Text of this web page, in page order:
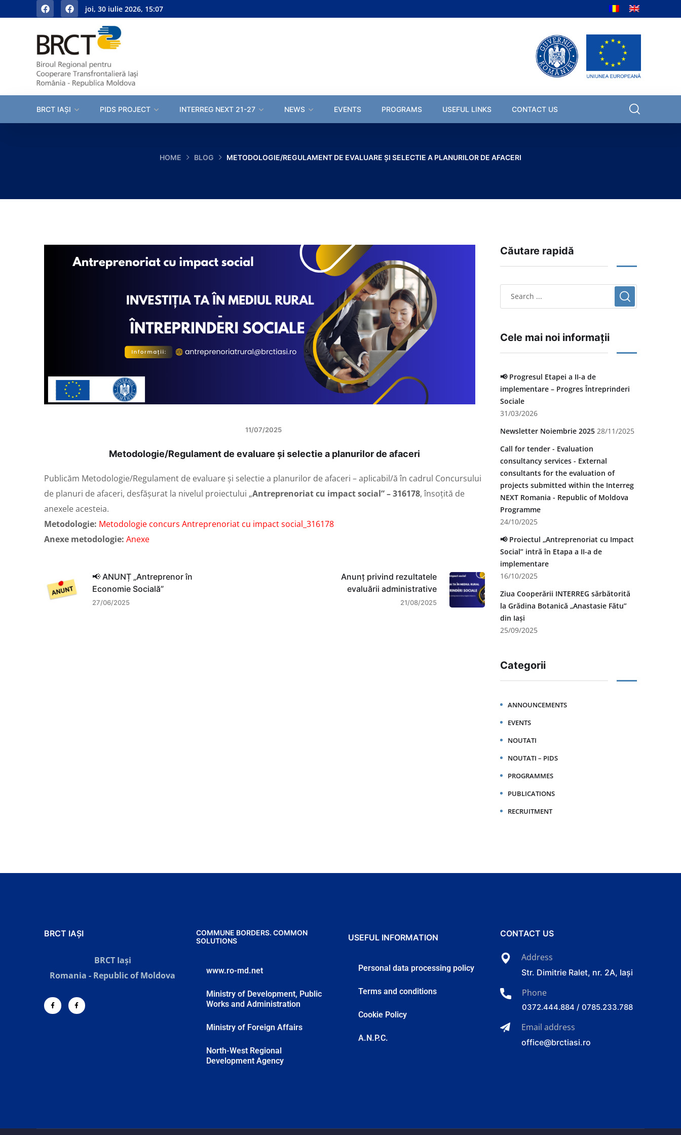
joi, 30 iulie 2026, 15:07
BRCT IAȘI PIDS PROJECT INTERREG NEXT 21-27 NEWS EVENTS PROGRAMS USEFUL LINKS CONTACT US
HOME BLOG METODOLOGIE/REGULAMENT DE EVALUARE ȘI SELECTIE A PLANURILOR DE AFACERI
11/07/2025
Metodologie/Regulament de evaluare și selectie a planurilor de afaceri
Publicăm Metodologie/Regulament de evaluare și selectie a planurilor de afaceri – aplicabil/ă în cadrul Concursului
de planuri de afaceri, desfășurat la nivelul proiectului „Antreprenoriat cu impact social” – 316178, însoțită de
anexele acesteia.
Metodologie: Metodologie concurs Antreprenoriat cu impact social_316178
Anexe metodologie: Anexe
📢 ANUNȚ „Antreprenor în
Economie Socială”
27/06/2025
Anunț privind rezultatele
evaluării administrative
21/08/2025
Căutare rapidă
Cele mai noi informații
📢 Progresul Etapei a II-a de
implementare – Progres Întreprinderi
Sociale
31/03/2026
Newsletter Noiembrie 2025 28/11/2025
Call for tender - Evaluation
consultancy services - External
consultants for the evaluation of
projects submitted within the Interreg
NEXT Romania - Republic of Moldova
Programme
24/10/2025
📢 Proiectul „Antreprenoriat cu Impact
Social” intră în Etapa a II-a de
implementare
16/10/2025
Ziua Cooperării INTERREG sărbătorită
la Grădina Botanică „Anastasie Fătu”
din Iași
25/09/2025
Categorii
ANNOUNCEMENTS
EVENTS
NOUTATI
NOUTATI – PIDS
PROGRAMMES
PUBLICATIONS
RECRUITMENT
BRCT IAȘI
BRCT Iași
Romania - Republic of Moldova
COMMUNE BORDERS. COMMON
SOLUTIONS
www.ro-md.net
Ministry of Development, Public
Works and Administration
Ministry of Foreign Affairs
North-West Regional
Development Agency
USEFUL INFORMATION
Personal data processing policy
Terms and conditions
Cookie Policy
A.N.P.C.
CONTACT US
Address
Str. Dimitrie Ralet, nr. 2A, Iași
Phone
0372.444.884 / 0785.233.788
Email address
office@brctiasi.ro